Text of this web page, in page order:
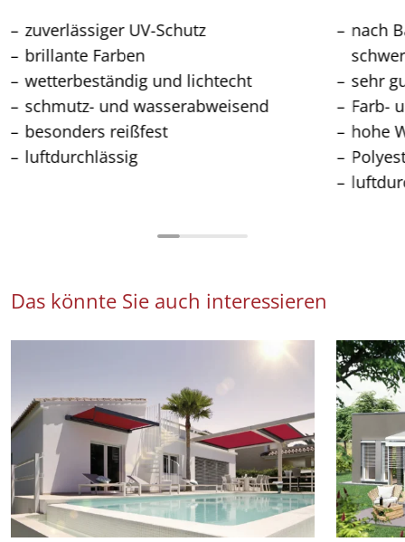
zuverlässiger UV-Schutz
brillante Farben
wetterbeständig und lichtecht
schmutz- und wasserabweisend
besonders reißfest
luftdurchlässig
nach
sehr
Farb-
hohe
Das könnte Sie auch interessieren